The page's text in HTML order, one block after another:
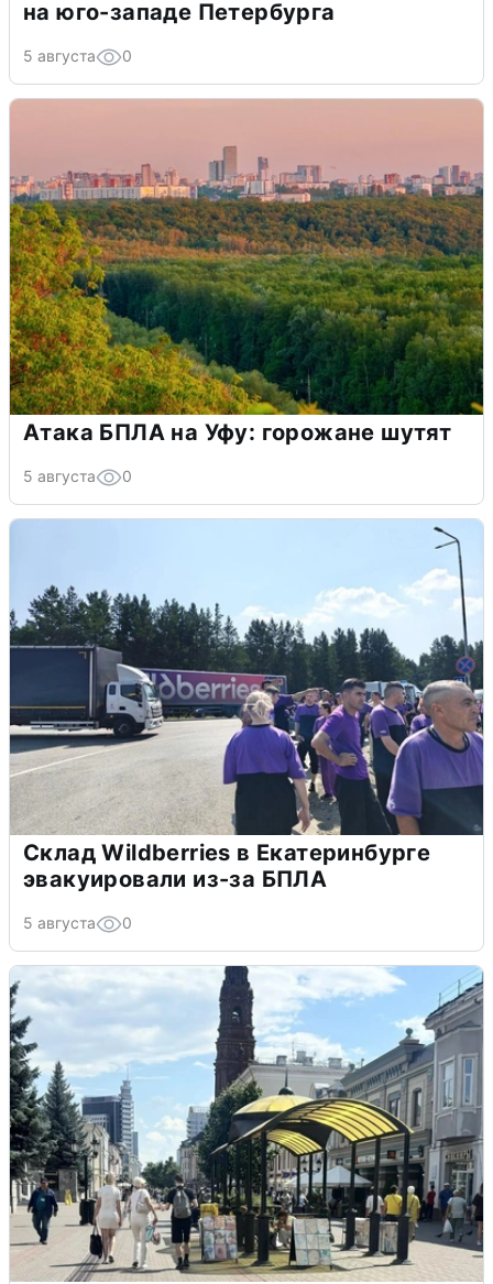
на юго-западе Петербурга
5 августа 0
Атака БПЛА на Уфу: горожане шутят
5 августа 0
Склад Wildberries в Екатеринбурге
эвакуировали из-за БПЛА
5 августа 0